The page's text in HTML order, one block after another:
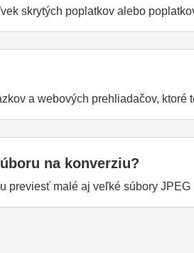
skrytých poplatkov alebo
a webových prehliadačov, ktoré
na konverziu?
previesť malé aj veľké súbory